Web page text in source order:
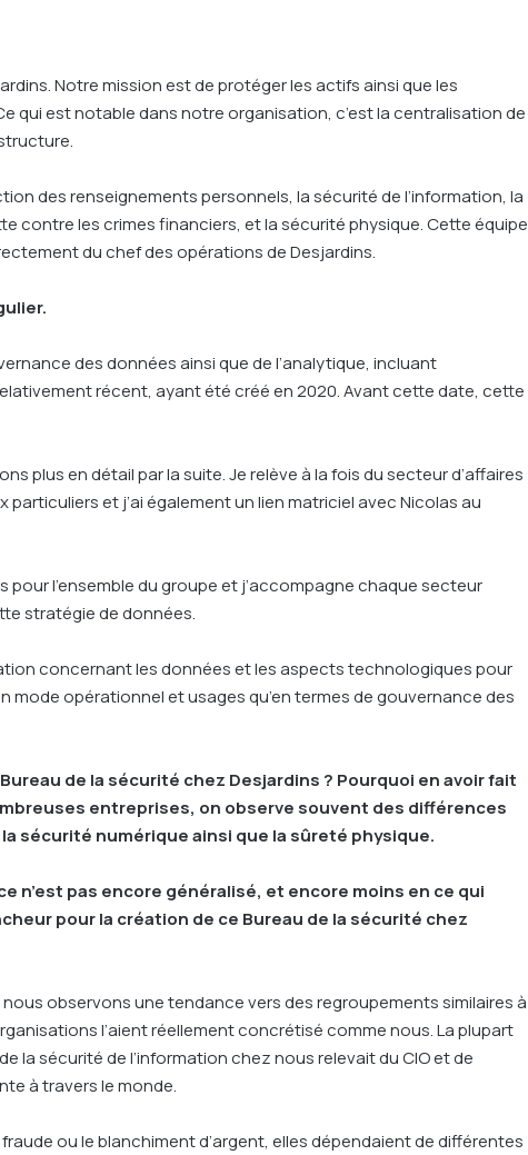
Notre mission est de protéger les actifs ainsi que les
qui est notable dans notre organisation, c’est la centralisation de
des renseignements personnels, la sécurité de l’information, la
contre les crimes financiers, et la sécurité physique. Cette équipe
du chef des opérations de Desjardins.
des données ainsi que de l’analytique, incluant
récent, ayant été créé en 2020. Avant cette date, cette
plus en détail par la suite. Je relève à la fois du secteur d’affaires
et j’ai également un lien matriciel avec Nicolas au
l’ensemble du groupe et j’accompagne chaque secteur
stratégie de données.
concernant les données et les aspects technologiques pour
mode opérationnel et usages qu’en termes de gouvernance des
de la sécurité chez Desjardins ? Pourquoi en avoir fait
entreprises, on observe souvent des différences
sécurité numérique ainsi que la sûreté physique.
n’est pas encore généralisé, et encore moins en ce qui
pour la création de ce Bureau de la sécurité chez
nous observons une tendance vers des regroupements similaires à
l’aient réellement concrétisé comme nous. La plupart
la sécurité de l’information chez nous relevait du CIO et de
à travers le monde.
ou le blanchiment d’argent, elles dépendaient de différentes